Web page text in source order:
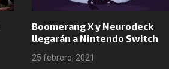
Boomerang X y Neurodeck
llegarán a Nintendo Switch
25 febrero, 2021